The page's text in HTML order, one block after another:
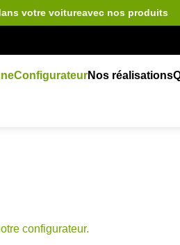
votre voitureavec nos produits
ConfigurateurNos réalisations
configurateur.